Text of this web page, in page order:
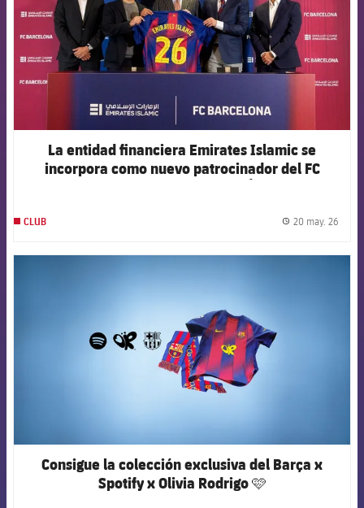
La entidad financiera Emirates Islamic se
incorpora como nuevo patrocinador del FC
CLUB 20 may. 26
Consigue la colección exclusiva del Barça x
Spotify x Olivia Rodrigo 🩷